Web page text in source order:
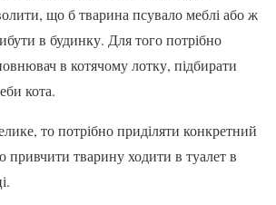
що б тварина псувало меблі або ж
в будинку. Для того потрібно
в котячому лотку, підбирати
кота.
то потрібно приділяти конкретний
привчити тварину ходити в туалет в